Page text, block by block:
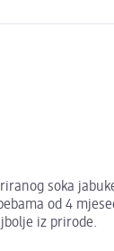
soka
od 4
iz prirode.